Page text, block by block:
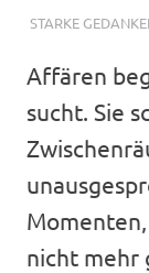
OKTOBER 25, 2025
STARKE
Affären
sucht. Sie
nicht mehr